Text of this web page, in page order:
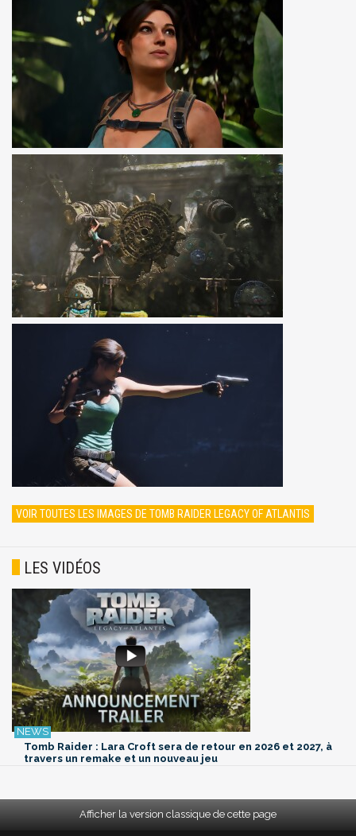
VOIR TOUTES LES IMAGES DE TOMB RAIDER LEGACY OF ATLANTIS
LES VIDÉOS
Tomb Raider : Lara Croft sera de retour en 2026 et 2027, à
travers un remake et un nouveau jeu
Afficher la version classique de cette page